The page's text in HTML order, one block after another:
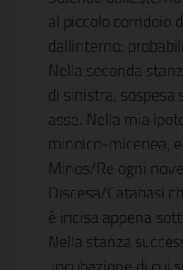
al piccolo corridoio
dallinterno:
Nella seconda
di sinistra, sospesa
asse. Nella mia
minoico-micenea,
Minos/Re ogni
Discesa/Catabasi
è incisa appena
Nella stanza